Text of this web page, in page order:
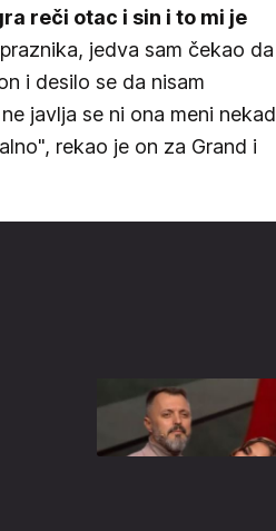
reči otac i sin i to mi je
jedva sam čekao da
i desilo se da nisam
javlja se ni ona meni nekad
rekao je on za Grand i